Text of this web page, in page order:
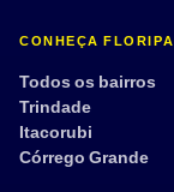
CONHEÇA FLORIPA
Todos os bairros
Trindade
Itacorubi
Córrego Grande